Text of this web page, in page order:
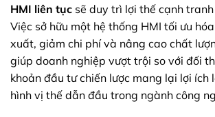
HMI liên tục sẽ duy trì lợi thế cạnh
Việc sở hữu một hệ thống HMI tối ưu
xuất, giảm chi phí và nâng cao chất
giúp doanh nghiệp vượt trội so với đối
khoản đầu tư chiến lược mang lại lợi ích
hình vị thế dẫn đầu trong ngành công